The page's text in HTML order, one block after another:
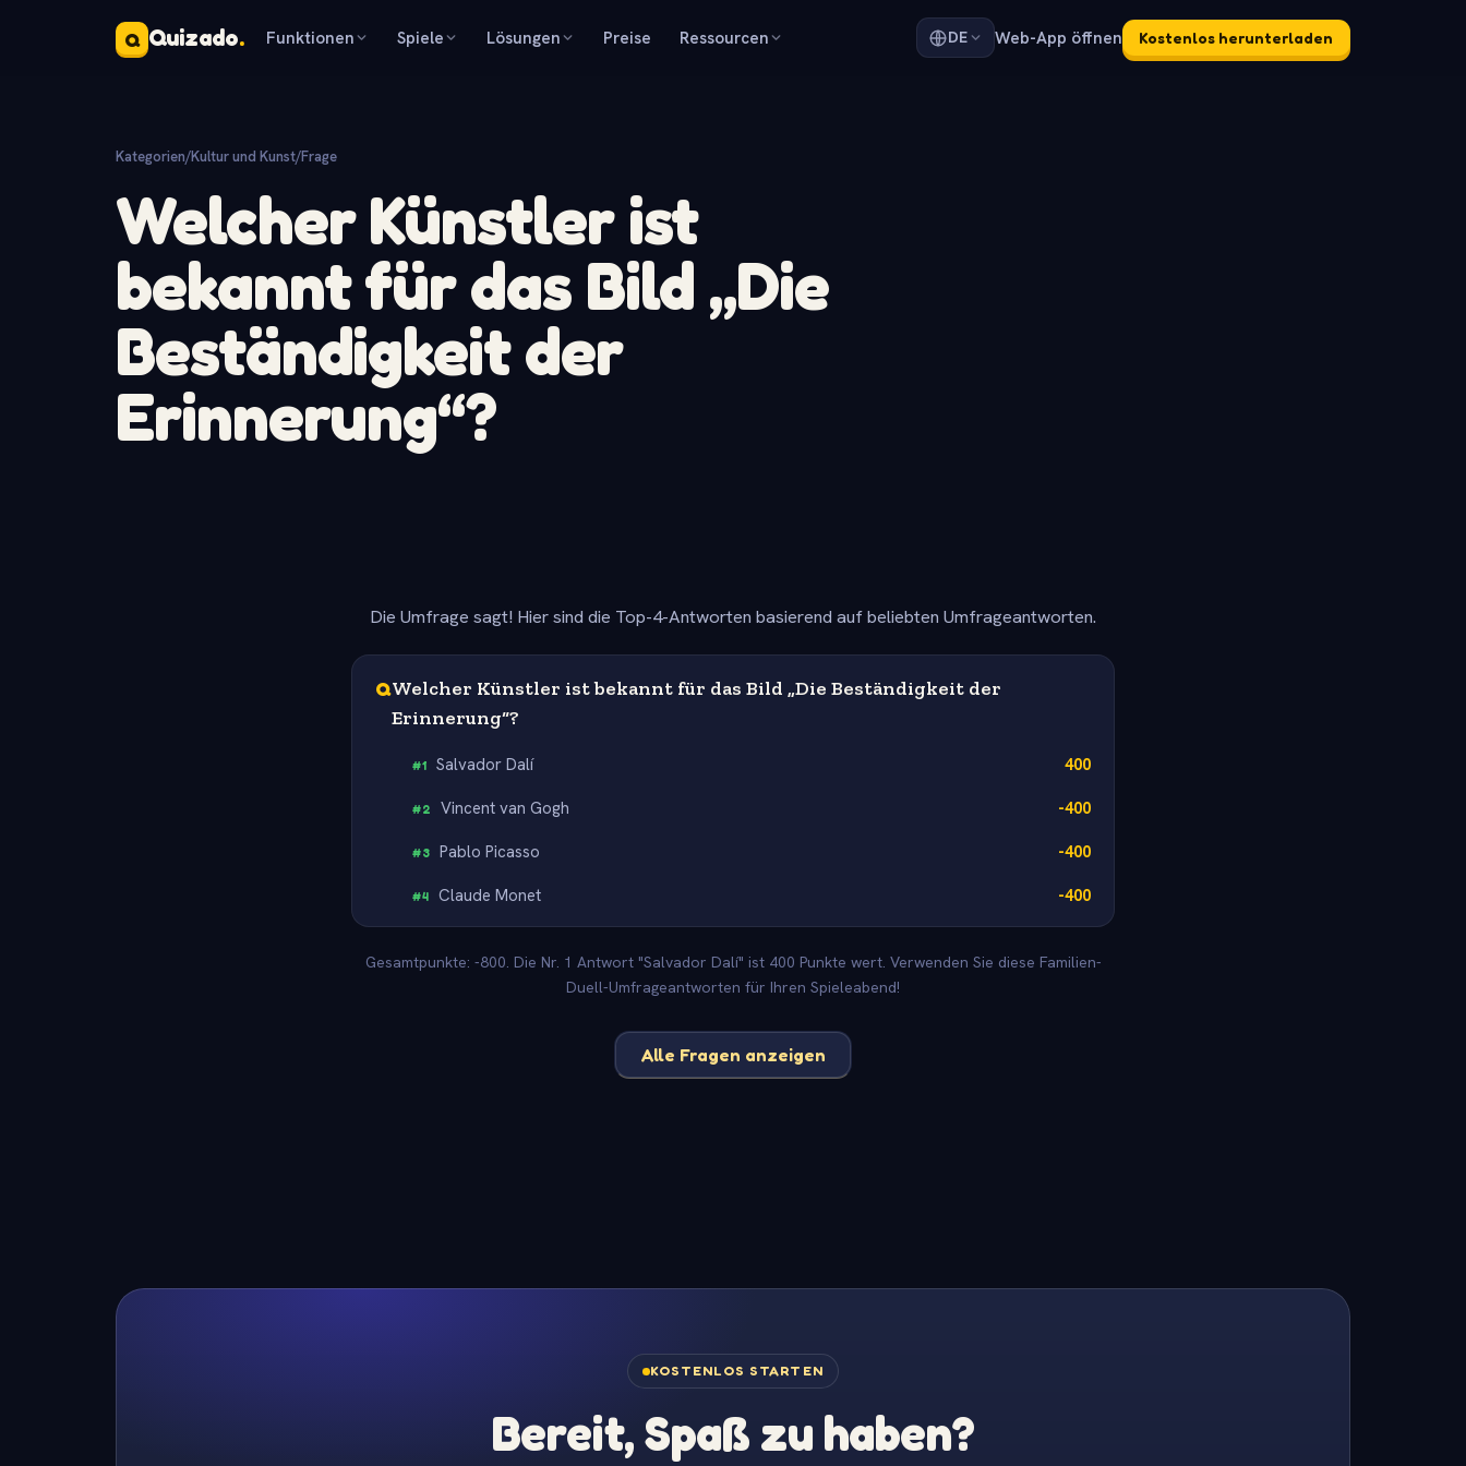
Q Quizado. Funktionen Spiele Lösungen Preise Ressourcen DE Web-App öffnen Kostenlos herunterladen
Kategorien/Kultur und Kunst/Frage
Welcher Künstler ist
bekannt für das Bild „Die
Beständigkeit der
Erinnerung“?
Die Umfrage sagt! Hier sind die Top-4-Antworten basierend auf beliebten Umfrageantworten.
QWelcher Künstler ist bekannt für das Bild „Die Beständigkeit der
Erinnerung“?
#1 Salvador Dalí 400
#2 Vincent van Gogh -400
#3 Pablo Picasso -400
#4 Claude Monet -400
Gesamtpunkte: -800. Die Nr. 1 Antwort "Salvador Dalí" ist 400 Punkte wert. Verwenden Sie diese Familien-
Duell-Umfrageantworten für Ihren Spieleabend!
Alle Fragen anzeigen
KOSTENLOS STARTEN
Bereit, Spaß zu haben?